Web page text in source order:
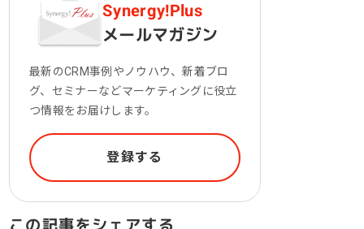
Synergy!Plus
メールマガジン
最新のCRM事例やノウハウ、新着ブロ
グ、セミナーなどマーケティングに役立
つ情報をお届けします。
登録する